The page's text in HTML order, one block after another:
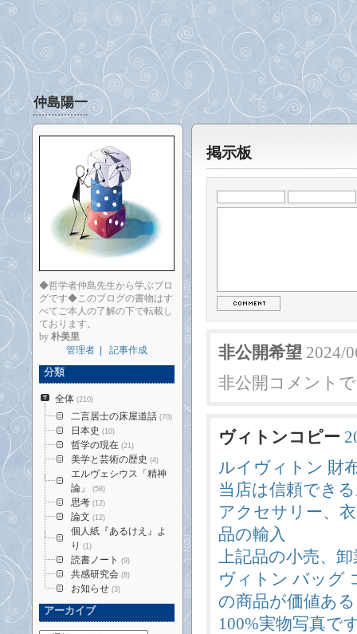
仲島陽一
掲示板
非公開希望 2024/
非公開コメント
ヴィトンコピー
ルイヴィトン 財
当店は信頼でき
アクセサリー、
品の輸入
上記品の小売、
ヴィトン バッグ
の商品が価値あ
100%実物写真で
◆哲学者仲島先生から学ぶブロ
グです◆このブログの書物はす
べてご本人の了解の下で転載し
ております。
by 朴美里
管理者
記事作成
分類
全体 (210)
二言居士の床屋道話 (70)
日本史 (10)
哲学の現在 (21)
美学と芸術の歴史 (4)
エルヴェシウス「精神
論」
(58)
思考 (12)
論文 (12)
個人紙『あるけえ』よ
り (1)
読書ノート (9)
共感研究会 (8)
お知らせ (3)
アーカイブ